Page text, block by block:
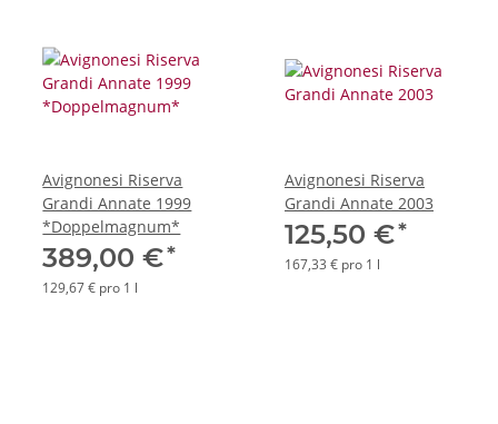
Avignonesi Riserva
Grandi Annate 1999
*Doppelmagnum*
389,00 €*
129,67 € pro 1 l
Avignonesi Riserva
Grandi Annate 2003
125,50 €*
167,33 € pro 1 l